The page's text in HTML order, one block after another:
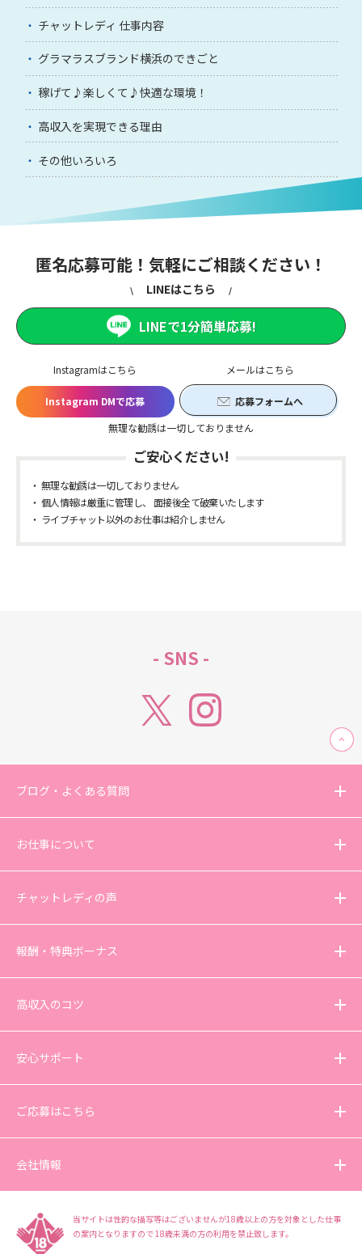
チャットレディ 仕事内容
グラマラスブランド横浜のできごと
稼げて♪楽しくて♪快適な環境！
高収入を実現できる理由
その他いろいろ
匿名応募可能！気軽にご相談ください！
Instagramはこちら
Instagram DMで応募
メールはこちら
応募フォームへ
無理な勧誘は一切しておりません
LINEはこちら
LINEで1分簡単応募!
ご安心ください!
無理な勧誘は一切しておりません
個人情報は厳重に管理し、 面接後全て破棄いたします
ライブチャット以外のお仕事は紹介しません
- SNS -
ブログ・よくある質問
お仕事について
チャットレディの声
報酬・特典ボーナス
高収入のコツ
安心サポート
ご応募はこちら
会社情報
当サイトは性的な描写等はございませんが18歳以上の方を対象とした仕事
の案内となりますので18歳未満の方の利用を禁止致します。